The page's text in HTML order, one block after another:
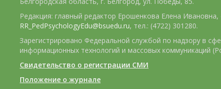
Редакция: главный редактор Ерошенкова Елена Ивановна,
RR_PedPsychologyEdu@bsuedu.ru, тел.: (4722) 301280.
Зарегистрировано Федеральной службой по надзору в
информационных технологий и массовых коммуникаций
Свидетельство о регистрации СМИ
Положение о журнале